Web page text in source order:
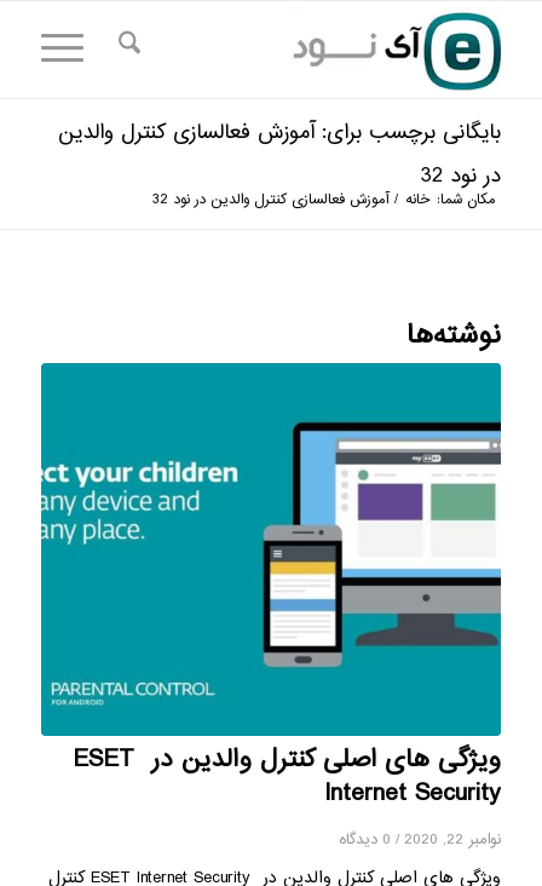
بایگانی برچسب برای: آموزش فعالسازی کنترل والدین
در نود 32
مکان شما: خانه / آموزش فعالسازی کنترل والدین در نود 32
نوشته‌ها
ویژگی های اصلی کنترل والدین در ESET
Internet Security
نوامبر 22, 2020 / 0 دیدگاه
ویژگی های اصلی کنترل والدین در ESET Internet Security کنترل